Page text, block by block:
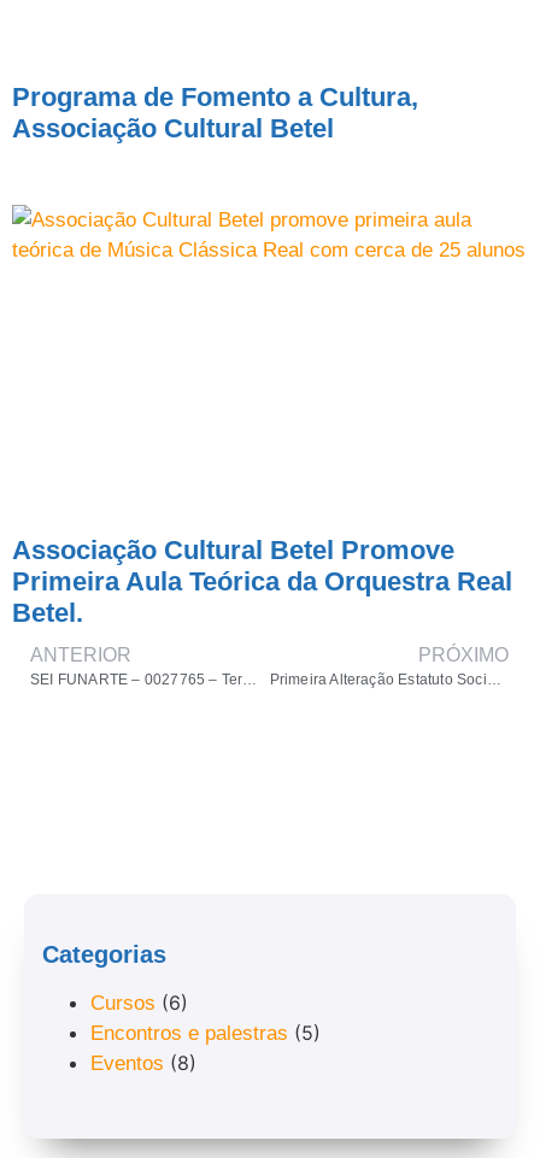
Programa de Fomento a Cultura,
Associação Cultural Betel
Associação Cultural Betel Promove
Primeira Aula Teórica da Orquestra Real
Betel.
ANTERIOR PRÓXIMO
Categorias
Cursos (6)
Encontros e palestras (5)
Eventos (8)